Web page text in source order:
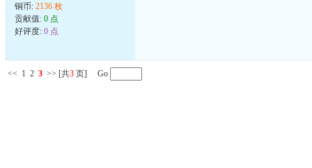
铜币: 2136 枚
贡献值: 0 点
好评度: 0 点
<< 1 2 3 >> [共3 页] Go